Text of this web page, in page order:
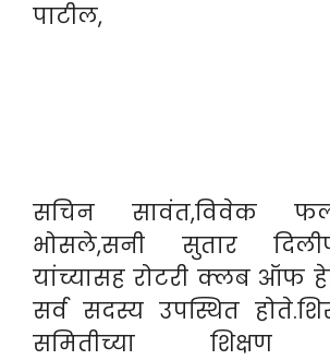
पाटील,
सचिन सावंत,विवेक
भोसले,सनी सुतार
यांच्यासह रोटरी क्लब ऑफ
सर्व सदस्य उपस्थित
समितीच्या शिक्षण